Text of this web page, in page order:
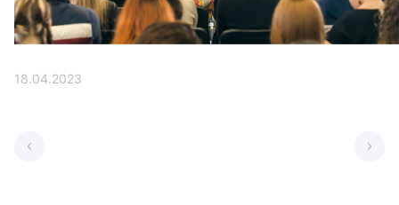
18.04.2023